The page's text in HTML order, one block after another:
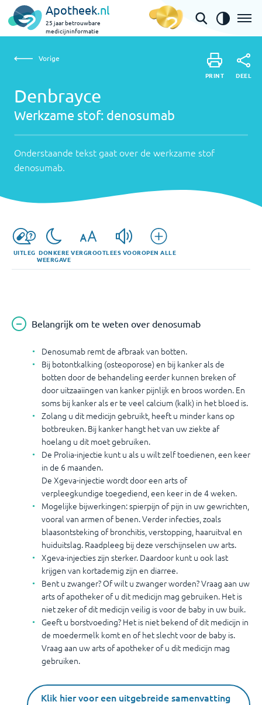
Apotheek.nl
25 jaar betrouwbare
medicijninformatie
Denbrayce | denosumab
over
de
werkzame
Vorige
Denbrayce
Werkzame stof: denosumab
Onderstaande tekst gaat over de werkzame stof
denosumab.
PRINT DEEL
UITLEG DONKERE
WEERGAVE
VERGROOTLEES VOOROPEN ALLE
Belangrijk om te weten over denosumab
Denosumab remt de afbraak van botten.
Bij botontkalking (osteoporose) en bij kanker als de
botten door de behandeling eerder kunnen breken of
door uitzaaiingen van kanker pijnlijk en broos worden. En
soms bij kanker als er te veel calcium (kalk) in het bloed is.
Zolang u dit medicijn gebruikt, heeft u minder kans op
botbreuken. Bij kanker hangt het van uw ziekte af
hoelang u dit moet gebruiken.
De Prolia-injectie kunt u als u wilt zelf toedienen, een keer
in de 6 maanden.
De Xgeva-injectie wordt door een arts of
verpleegkundige toegediend, een keer in de 4 weken.
Mogelijke bijwerkingen: spierpijn of pijn in uw gewrichten,
vooral van armen of benen. Verder infecties, zoals
blaasontsteking of bronchitis, verstopping, haaruitval en
huiduitslag. Raadpleeg bij deze verschijnselen uw arts.
Xgeva-injecties zijn sterker. Daardoor kunt u ook last
krijgen van kortademig zijn en diarree.
Bent u zwanger? Of wilt u zwanger worden? Vraag aan uw
arts of apotheker of u dit medicijn mag gebruiken. Het is
niet zeker of dit medicijn veilig is voor de baby in uw buik.
Geeft u borstvoeding? Het is niet bekend of dit medicijn in
de moedermelk komt en of het slecht voor de baby is.
Vraag aan uw arts of apotheker of u dit medicijn mag
gebruiken.
Klik hier voor een uitgebreide samenvatting